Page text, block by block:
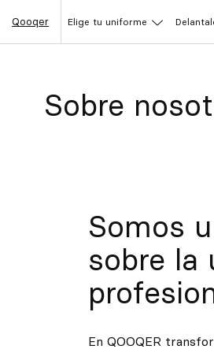
Qooqer Elige tu uniforme
Sobre
Somos
sobre la
En QOOQER